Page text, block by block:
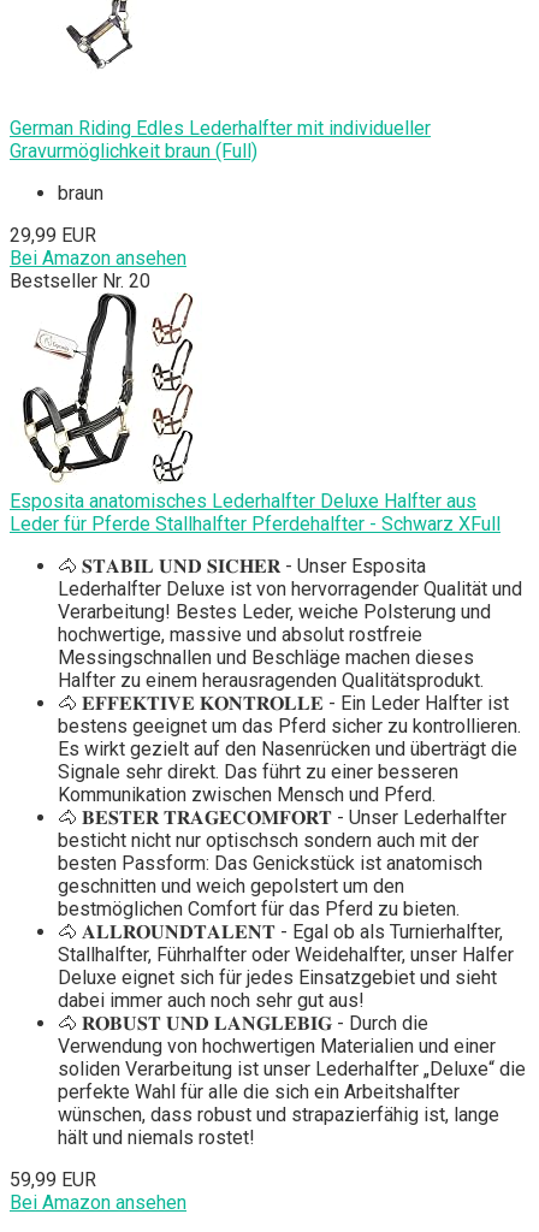
German Riding Edles Lederhalfter mit individueller
Gravurmöglichkeit braun (Full)
braun
29,99 EUR
Bei Amazon ansehen
Bestseller Nr. 20
Esposita anatomisches Lederhalfter Deluxe Halfter aus
Leder für Pferde Stallhalfter Pferdehalfter - Schwarz XFull
🐴 𝐒𝐓𝐀𝐁𝐈𝐋 𝐔𝐍𝐃 𝐒𝐈𝐂𝐇𝐄𝐑 - Unser Esposita
Lederhalfter Deluxe ist von hervorragender Qualität und
Verarbeitung! Bestes Leder, weiche Polsterung und
hochwertige, massive und absolut rostfreie
Messingschnallen und Beschläge machen dieses
Halfter zu einem herausragenden Qualitätsprodukt.
🐴 𝐄𝐅𝐅𝐄𝐊𝐓𝐈𝐕𝐄 𝐊𝐎𝐍𝐓𝐑𝐎𝐋𝐋𝐄 - Ein Leder Halfter ist
bestens geeignet um das Pferd sicher zu kontrollieren.
Es wirkt gezielt auf den Nasenrücken und überträgt die
Signale sehr direkt. Das führt zu einer besseren
Kommunikation zwischen Mensch und Pferd.
🐴 𝐁𝐄𝐒𝐓𝐄𝐑 𝐓𝐑𝐀𝐆𝐄𝐂𝐎𝐌𝐅𝐎𝐑𝐓 - Unser Lederhalfter
besticht nicht nur optischsch sondern auch mit der
besten Passform: Das Genickstück ist anatomisch
geschnitten und weich gepolstert um den
bestmöglichen Comfort für das Pferd zu bieten.
🐴 𝐀𝐋𝐋𝐑𝐎𝐔𝐍𝐃𝐓𝐀𝐋𝐄𝐍𝐓 - Egal ob als Turnierhalfter,
Stallhalfter, Führhalfter oder Weidehalfter, unser Halfer
Deluxe eignet sich für jedes Einsatzgebiet und sieht
dabei immer auch noch sehr gut aus!
🐴 𝐑𝐎𝐁𝐔𝐒𝐓 𝐔𝐍𝐃 𝐋𝐀𝐍𝐆𝐋𝐄𝐁𝐈𝐆 - Durch die
Verwendung von hochwertigen Materialien und einer
soliden Verarbeitung ist unser Lederhalfter „Deluxe“ die
perfekte Wahl für alle die sich ein Arbeitshalfter
wünschen, dass robust und strapazierfähig ist, lange
hält und niemals rostet!
59,99 EUR
Bei Amazon ansehen